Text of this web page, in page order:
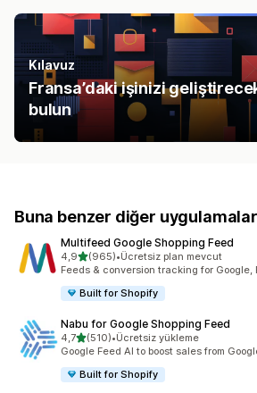
Kılavuz
Fransa’daki işinizi
bulun
Buna benzer diğer uygulamalar
Multifeed Google Shopping Feed
4,95 yıldız üzerinden
(965)
toplam 965 değerlendirme
•Ücretsiz plan mevcut
Feeds & conversion tracking for Google,
Built for Shopify
Nabu for Google Shopping Feed
4,75 yıldız üzerinden
(510)
toplam 510 değerlendirme
•Ücretsiz yükleme
Google Feed AI to boost sales from
Built for Shopify